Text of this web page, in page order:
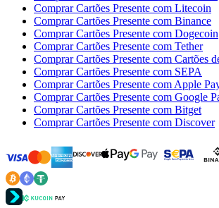
Comprar Cartões Presente com Litecoin
Comprar Cartões Presente com Binance
Comprar Cartões Presente com Dogecoin
Comprar Cartões Presente com Tether
Comprar Cartões Presente com Cartões
Comprar Cartões Presente com SEPA
Comprar Cartões Presente com Apple
Comprar Cartões Presente com Google
Comprar Cartões Presente com Bitget
Comprar Cartões Presente com Discover